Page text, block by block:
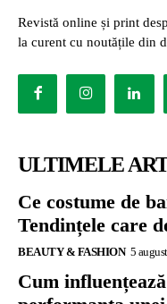
Revistă online și print
la curent cu noutățile din
ULTIMELE
Ce costume de
Tendințele care
BEAUTY & FASHION 5
Cum